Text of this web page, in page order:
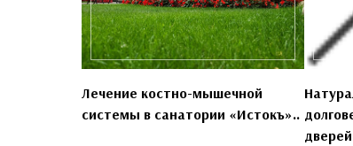
Лечение костно-мышечной
системы в санатории «Истокъ»..